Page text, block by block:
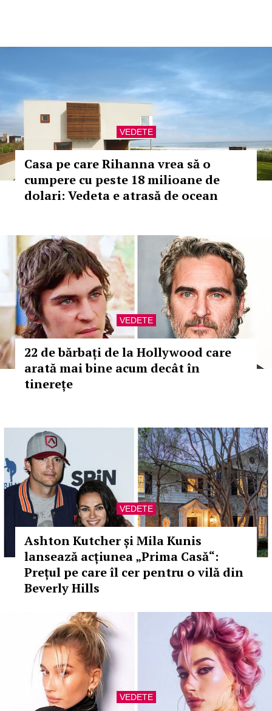
VEDETE
Casa pe care Rihanna vrea să o
cumpere cu peste 18 milioane de
dolari: Vedeta e atrasă de ocean
VEDETE
22 de bărbați de la Hollywood care
arată mai bine acum decât în
tinerețe
VEDETE
Ashton Kutcher și Mila Kunis
lansează acțiunea „Prima Casă“:
Prețul pe care îl cer pentru o vilă din
Beverly Hills
VEDETE